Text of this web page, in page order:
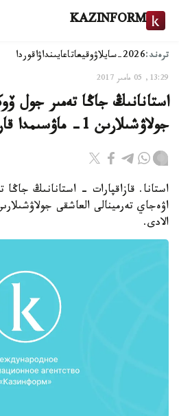
KAZINFORM
ترەند:2026-سايلاۋ وقيعاتاعايىنداۋاقوردا
13:29, 05 مامىر 2017
استانانىڭ جاڭا تەمىر جول
جولاۋشىلارىن 1- ماۋسىمدا قارسى الادى
استانا. قازاقپارات - استانانىڭ
الادى.